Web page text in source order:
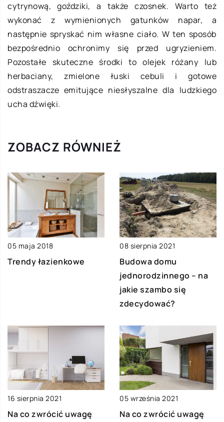
cytrynową, goździki, a także czosnek. Warto też
wykonać z wymienionych gatunków napar, a
następnie spryskać nim własne ciało. W ten sposób
bezpośrednio ochronimy się przed ugryzieniem.
Pozostałe skuteczne środki to olejek różany lub
herbaciany, zmielone łuski cebuli i gotowe
odstraszacze emitujące niesłyszalne dla ludzkiego
ucha dźwięki.
ZOBACZ RÓWNIEŻ
05 maja 2018
Trendy łazienkowe
08 sierpnia 2021
Budowa domu
jednorodzinnego – na
jakie szambo się
zdecydować?
16 sierpnia 2021
Na co zwrócić uwagę
05 września 2021
Na co zwrócić uwagę